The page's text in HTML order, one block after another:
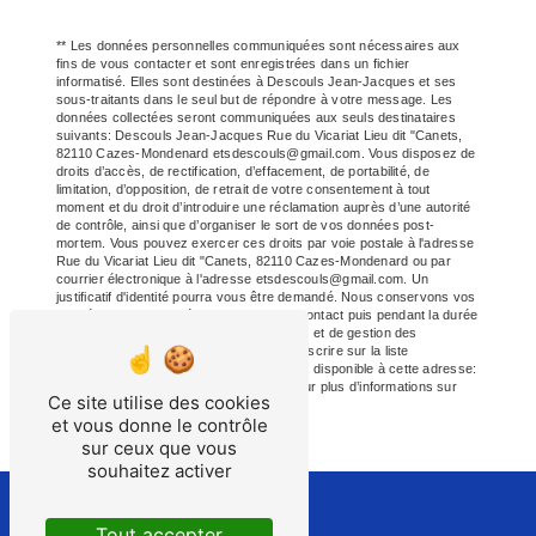
** Les données personnelles communiquées sont nécessaires aux
fins de vous contacter et sont enregistrées dans un fichier
informatisé. Elles sont destinées à Descouls Jean-Jacques et ses
sous-traitants dans le seul but de répondre à votre message. Les
données collectées seront communiquées aux seuls destinataires
suivants: Descouls Jean-Jacques Rue du Vicariat Lieu dit "Canets,
82110 Cazes-Mondenard etsdescouls@gmail.com. Vous disposez de
droits d’accès, de rectification, d’effacement, de portabilité, de
limitation, d’opposition, de retrait de votre consentement à tout
moment et du droit d’introduire une réclamation auprès d’une autorité
de contrôle, ainsi que d’organiser le sort de vos données post-
mortem. Vous pouvez exercer ces droits par voie postale à l'adresse
Rue du Vicariat Lieu dit "Canets, 82110 Cazes-Mondenard ou par
courrier électronique à l'adresse etsdescouls@gmail.com. Un
justificatif d'identité pourra vous être demandé. Nous conservons vos
données pendant la période de prise de contact puis pendant la durée
de prescription légale aux fins probatoires et de gestion des
contentieux. Vous avez le droit de vous inscrire sur la liste
d'opposition au démarchage téléphonique, disponible à cette adresse:
. Consultez le site cnil.fr pour plus d’informations sur
vos droits.
Ce site utilise des cookies
et vous donne le contrôle
sur ceux que vous
souhaitez activer